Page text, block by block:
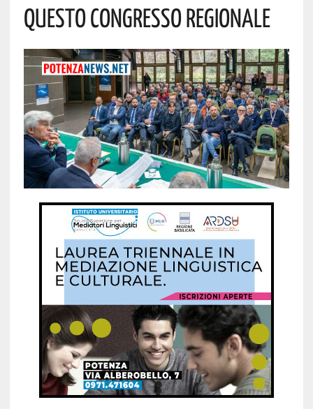
Questo Congresso Regionale